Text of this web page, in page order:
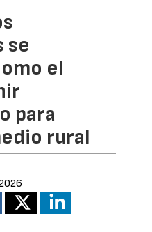
se
el
para
rural